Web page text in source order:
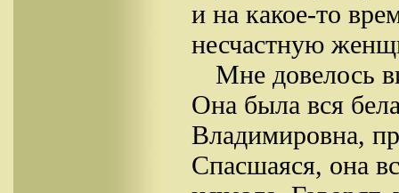
и на какое-то
несчастную
Мне довелось
Она была вся
Владимировна,
Спасшаяся, она